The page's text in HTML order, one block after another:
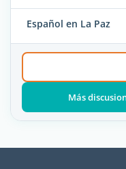
Español en La Paz
Más